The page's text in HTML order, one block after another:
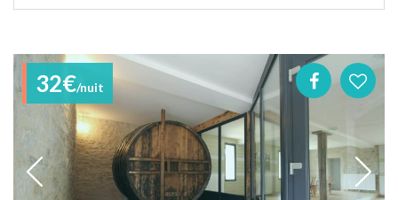
tri
32€/nuit